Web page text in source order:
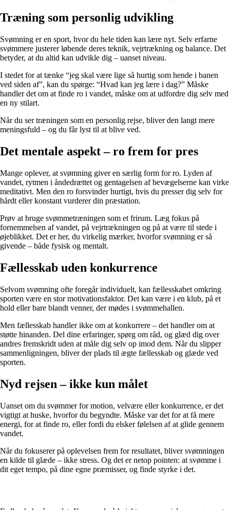
Træning som personlig udvikling
Svømning er en sport, hvor du hele tiden kan lære nyt. Selv erfarne
svømmere justerer løbende deres teknik, vejrtrækning og balance. Det
betyder, at du altid kan udvikle dig – uanset niveau.
I stedet for at tænke “jeg skal være lige så hurtig som hende i banen
ved siden af”, kan du spørge: “Hvad kan jeg lære i dag?” Måske
handler det om at finde ro i vandet, måske om at udfordre dig selv med
en ny stilart.
Når du ser træningen som en personlig rejse, bliver den langt mere
meningsfuld – og du får lyst til at blive ved.
Det mentale aspekt – ro frem for pres
Mange oplever, at svømning giver en særlig form for ro. Lyden af
vandet, rytmen i åndedrættet og gentagelsen af bevægelserne kan virke
meditativt. Men den ro forsvinder hurtigt, hvis du presser dig selv for
hårdt eller konstant vurderer din præstation.
Prøv at bruge svømmetræningen som et frirum. Læg fokus på
fornemmelsen af vandet, på vejrtrækningen og på at være til stede i
øjeblikket. Det er her, du virkelig mærker, hvorfor svømning er så
givende – både fysisk og mentalt.
Fællesskab uden konkurrence
Selvom svømning ofte foregår individuelt, kan fællesskabet omkring
sporten være en stor motivationsfaktor. Det kan være i en klub, på et
hold eller bare blandt venner, der mødes i svømmehallen.
Men fællesskab handler ikke om at konkurrere – det handler om at
støtte hinanden. Del dine erfaringer, spørg om råd, og glæd dig over
andres fremskridt uden at måle dig selv op imod dem. Når du slipper
sammenligningen, bliver der plads til ægte fællesskab og glæde ved
sporten.
Nyd rejsen – ikke kun målet
Uanset om du svømmer for motion, velvære eller konkurrence, er det
vigtigt at huske, hvorfor du begyndte. Måske var det for at få mere
energi, for at finde ro, eller fordi du elsker følelsen af at glide gennem
vandet.
Når du fokuserer på oplevelsen frem for resultatet, bliver svømningen
en kilde til glæde – ikke stress. Og det er netop pointen: at svømme i
dit eget tempo, på dine egne præmisser, og finde styrke i det.